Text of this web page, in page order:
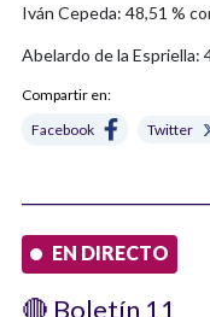
Iván Cepeda: 48,51 %
Abelardo de la Espriella:
Compartir en:
Facebook
Twitter
EN DIRECTO
🔴 Boletín 11